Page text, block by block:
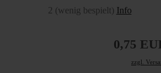
2 (wenig bespielt) Info
0,75
zzgl.